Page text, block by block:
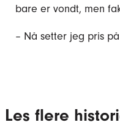
bare er vondt, men
– Nå setter jeg pris
Les flere